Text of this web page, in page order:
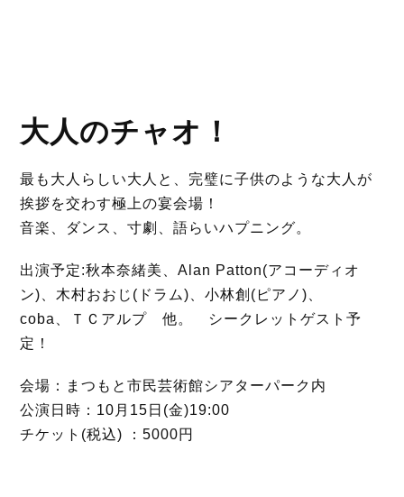
大人のチャオ！
最も大人らしい大人と、完璧に子供のような大人が
挨拶を交わす極上の宴会場！
音楽、ダンス、寸劇、語らいハプニング。
出演予定:秋本奈緒美、Alan Patton(アコーディオ
ン)、木村おおじ(ドラム)、小林創(ピアノ)、
coba、ＴＣアルプ 他。 シークレットゲスト予
定！
会場：まつもと市民芸術館シアターパーク内
公演日時：10月15日(金)19:00
チケット(税込) ：5000円